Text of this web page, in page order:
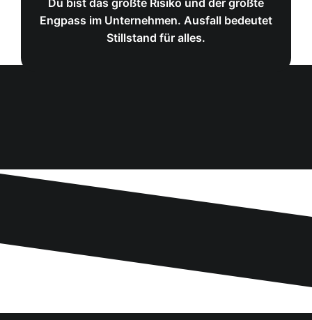
von Heute auf Morgen.
Engpass im Unternehmen. Ausfall bedeutet
Stillstand für alles.